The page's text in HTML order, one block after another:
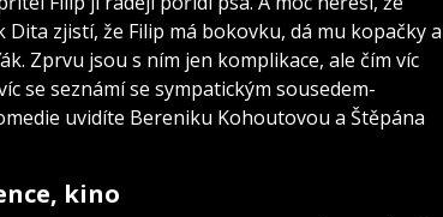
Dita zjistí, že Filip má bokovku, dá mu kopačky a
Zprvu jsou s ním jen komplikace, ale čím víc
se seznámí se sympatickým sousedem-
uvidíte Bereniku Kohoutovou a Štěpána
kino